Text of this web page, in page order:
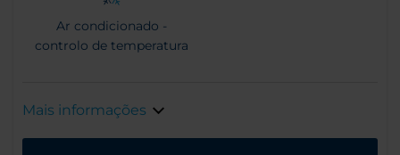
Ar condicionado -
controlo de temperatura
Mais informações